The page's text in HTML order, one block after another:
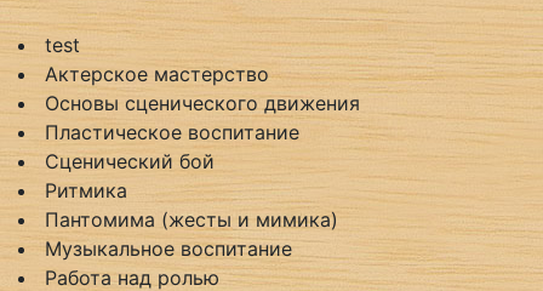
test
Актерское мастерство
Основы сценического движения
Пластическое воспитание
Сценический бой
Ритмика
Пантомима (жесты и мимика)
Музыкальное воспитание
Работа над ролью